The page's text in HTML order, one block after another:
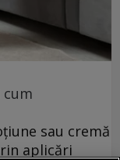
sau cremă
aplicări